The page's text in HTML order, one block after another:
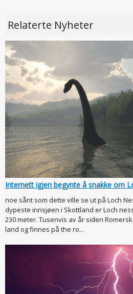
Relaterte Nyheter
Internett igjen begynte å snakke om
noe sånt som dette ville se ut på Loch
dypeste innsjøen i Skottland er Loch
230 meter. Tusenvis av år siden
land og finnes på the ro...